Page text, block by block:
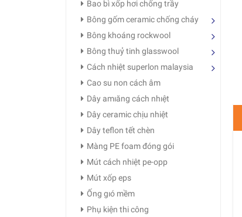
Bao bì xốp hơi chống trầy
Bông gốm ceramic chống cháy
Bông khoáng rockwool
Bông thuỷ tinh glasswool
Cách nhiệt superlon malaysia
Cao su non cách âm
Dây amıăng cách nhıệt
Dây ceramic chịu nhiệt
Dây teflon tết chèn
Màng PE foam đóng gói
Mút cách nhiệt pe-opp
Mút xốp eps
Ống gıó mềm
Phụ kiện thi công